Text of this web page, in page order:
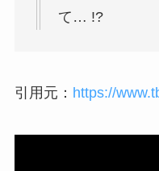
て… !?
引用元： https://